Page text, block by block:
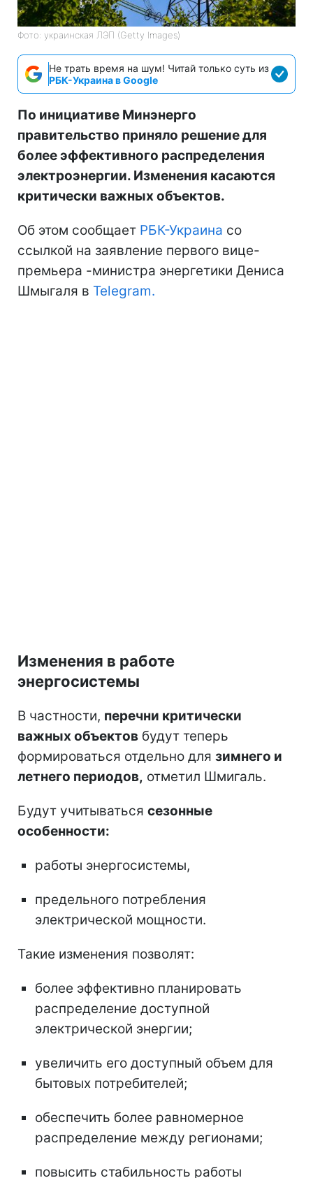
Фото: украинская ЛЭП (Getty Images)
Не трать время на шум! Читай только суть из
РБК-Украина в Google
По инициативе Минэнерго
правительство приняло решение для
более эффективного распределения
электроэнергии. Изменения касаются
критически важных объектов.
Об этом сообщает РБК-Украина со
ссылкой на заявление первого вице-
премьера -министра энергетики Дениса
Шмыгаля в Telegram.
Изменения в работе
энергосистемы
В частности, перечни критически
важных объектов будут теперь
формироваться отдельно для зимнего и
летнего периодов, отметил Шмигаль.
Будут учитываться сезонные
особенности:
работы энергосистемы,
предельного потребления
электрической мощности.
Такие изменения позволят:
более эффективно планировать
распределение доступной
электрической энергии;
увеличить его доступный объем для
бытовых потребителей;
обеспечить более равномерное
распределение между регионами;
повысить стабильность работы